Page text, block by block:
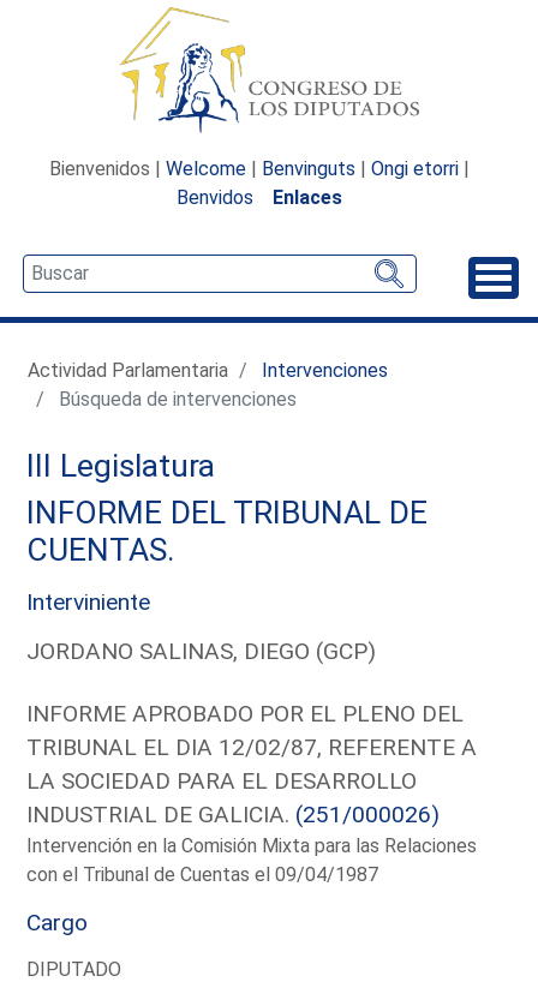
Bienvenidos | Welcome | Benvinguts | Ongi etorri |
Benvidos
Enlaces
Actividad Parlamentaria
Intervenciones
Búsqueda de intervenciones
III Legislatura
INFORME DEL TRIBUNAL DE
CUENTAS.
Interviniente
JORDANO SALINAS, DIEGO (GCP)
INFORME APROBADO POR EL PLENO DEL
TRIBUNAL EL DIA 12/02/87, REFERENTE A
LA SOCIEDAD PARA EL DESARROLLO
INDUSTRIAL DE GALICIA. (251/000026)
Intervención en la Comisión Mixta para las Relaciones
con el Tribunal de Cuentas el 09/04/1987
Cargo
DIPUTADO